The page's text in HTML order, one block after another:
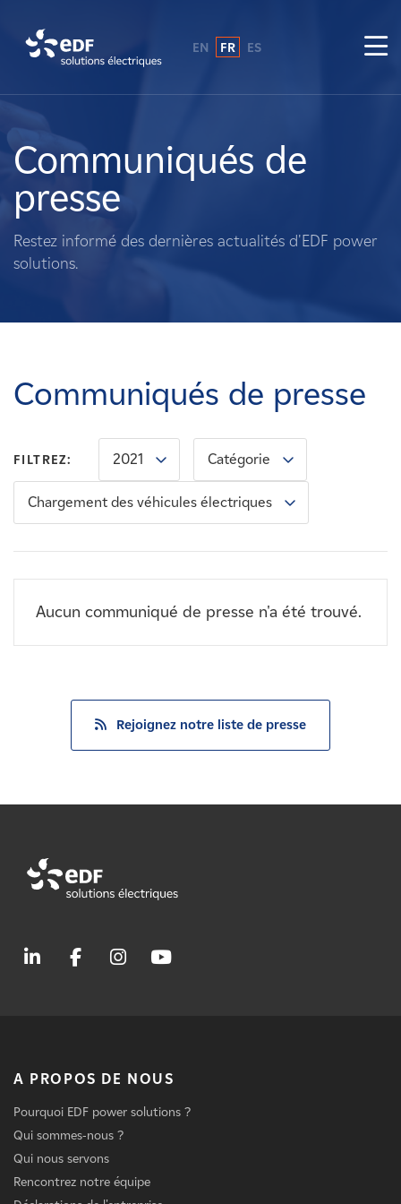
A propos de nous
Ce que nous faisons
Propriétaires fonciers
Carrières
Nouvelles
Contactez-nous
EN FR ES
Communiqués de
presse
Restez informé des dernières actualités d'EDF power
solutions.
Communiqués de presse
FILTREZ: 2021 Catégorie
Chargement des véhicules électriques
Aucun communiqué de presse n'a été trouvé.
Rejoignez notre liste de presse
A PROPOS DE NOUS
Pourquoi EDF power solutions ?
Qui sommes-nous ?
Qui nous servons
Rencontrez notre équipe